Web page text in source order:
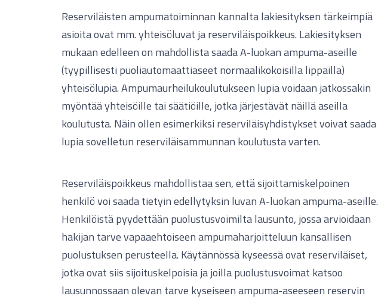
Reserviläisten ampumatoiminnan kannalta lakiesityksen tärkeimpiä
asioita ovat mm. yhteisöluvat ja reserviläispoikkeus. Lakiesityksen
mukaan edelleen on mahdollista saada A-luokan ampuma-aseille
(tyypillisesti puoliautomaattiaseet normaalikokoisilla lippailla)
yhteisölupia. Ampumaurheilukoulutukseen lupia voidaan jatkossakin
myöntää yhteisöille tai säätiöille, jotka järjestävät näillä aseilla
koulutusta. Näin ollen esimerkiksi reserviläisyhdistykset voivat saada
lupia sovelletun reserviläisammunnan koulutusta varten.
Reserviläispoikkeus mahdollistaa sen, että sijoittamiskelpoinen
henkilö voi saada tietyin edellytyksin luvan A-luokan ampuma-aseille.
Henkilöistä pyydettään puolustusvoimilta lausunto, jossa arvioidaan
hakijan tarve vapaaehtoiseen ampumaharjoitteluun kansallisen
puolustuksen perusteella. Käytännössä kyseessä ovat reserviläiset,
jotka ovat siis sijoituskelpoisia ja joilla puolustusvoimat katsoo
lausunnossaan olevan tarve kyseiseen ampuma-aseeseen reservin